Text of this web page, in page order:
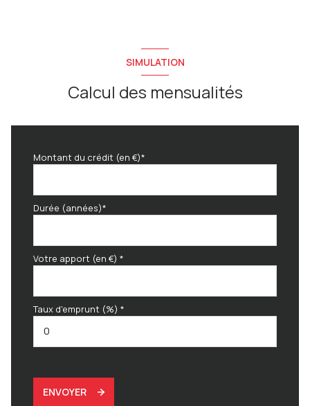
SIMULATION
Calcul des mensualités
Montant du crédit (en €)*
Durée (années)*
Votre apport (en €) *
Taux d'emprunt (%) *
ENVOYER